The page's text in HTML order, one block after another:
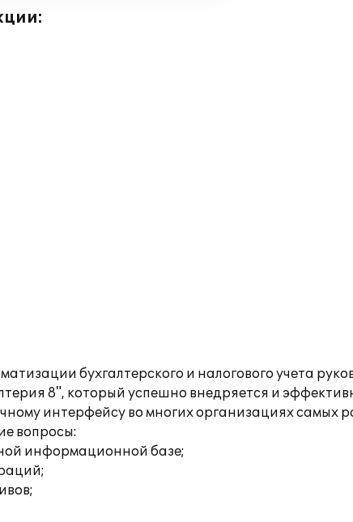
бухгалтерского и налогового учета
8", который успешно внедряется и
интерфейсу во многих организациях самых
вопросы:
информационной базе;